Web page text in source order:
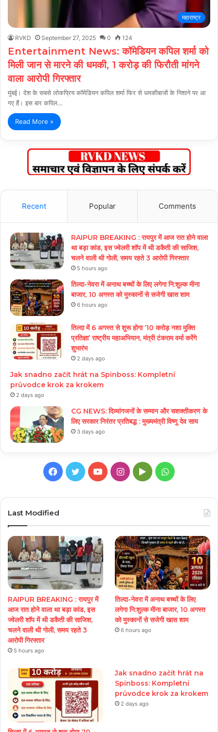
महाराष्ट्र
RVKD September 27, 2025 0 124
Entertainment News: कॉमेडियन कपिल शर्मा को
मिली जान से मारने की धमकी, 1 करोड़ की फिरौती मांगने
वाला आरोपी गिरफ्तार
मुंबई। देश के सबसे लोकप्रिय कॉमेडियन कपिल शर्मा फिर से धमकीबाजों के निशाने पर आ
गए हैं। इस बार कपिल…
Read More »
Recent Popular Comments
RAIPUR BREAKING : रायपुर में आज रात होने वाला
था बड़ा कांड, इस ज्वेलरी शॉप में थी डकैती की साजिश,
चलने वाली थी गोली, समय रहते 3 आरोपी गिरफ्तार
5 hours ago
तिल्दा-नेवरा में अनाथ बच्चों के लिए लगेगा नि:शुल्क मीना
बाजार, 10 अगस्त को मुस्कानों से सजेगी खास शाम
6 hours ago
तिल्दा में 6 अगस्त से शुरू होगा ‘10 करोड़ नशा मुक्ति
प्रतिज्ञा’ राष्ट्रीय महाअभियान, मंत्री टंकराम वर्मा करेंगे
शुभारंभ
2 days ago
Jak snadno začít hrát na Spinboss: Kompletní
průvodce krok za krokem
2 days ago
CG NEWS: दिव्यांगजनों के सम्मान और सशक्तीकरण के
लिए सरकार निरंतर प्रतिबद्ध : मुख्यमंत्री विष्णु देव साय
3 days ago
Facebook
TwitterYouTubeInstagram
GoogleWhatsApp
Last Modified
RAIPUR BREAKING : रायपुर में
आज रात होने वाला था बड़ा कांड, इस
ज्वेलरी शॉप में थी डकैती की साजिश,
चलने वाली थी गोली, समय रहते 3
आरोपी गिरफ्तार
5 hours ago
तिल्दा-नेवरा में अनाथ बच्चों के लिए
लगेगा नि:शुल्क मीना बाजार, 10 अगस्त
को मुस्कानों से सजेगी खास शाम
6 hours ago
Jak snadno začít hrát na
Spinboss: Kompletní
průvodce krok za krokem
2 days ago